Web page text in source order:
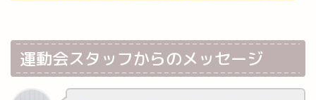
運動会スタッフからのメッセージ